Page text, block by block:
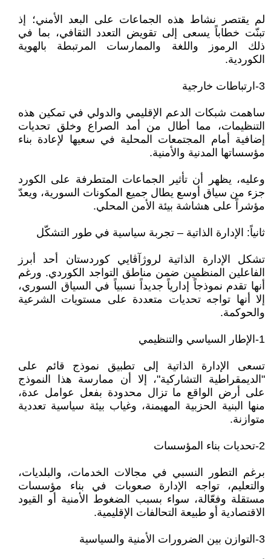
لم يقتصر نشاط هذه الجماعات على البعد الأمني؛ إذ
تبنّت خطاباً يسعى إلى تقويض التعدد الثقافي، بما في
ذلك الرموز واللغة والممارسات المرتبطة بالهوية
الكوردية.
3-ارتباطات خارجية
ساهمت شبكات الدعم الإقليمي والدولي في تمكين هذه
التنظيمات، مما أطال من أمد الصراع وخلق تحديات
إضافية أمام المجتمعات المحلية في سعيها لإعادة بناء
مؤسساتها المدنية والأمنية.
وعليه، يظهر أن تأثير الجماعات المتطرفة على الكورد
جزء من سياق أوسع يطال جميع المكونات السورية، ويعدّ
مؤشراً على هشاشة بيئة الأمن المحلي.
ثانياً: الإدارة الذاتية – تجربة سياسية في طور التشكّل
تشكل الإدارة الذاتية لروژآڤايي كوردستان أحد أبرز
الفاعلين المنظمين ضمن مناطق التواجد الكوردي. ورغم
أنها تقدم نموذجاً إدارياً جديداً نسبياً في السياق السوري،
إلا أنها تواجه تحديات متعددة على مستويات الشرعية
والحوكمة.
1-الإطار السياسي والتنظيمي
تسعى الإدارة الذاتية إلى تطبيق نموذج قائم على
"الديمقراطية التشاركية"، إلا أن ممارسة هذا النموذج
على أرض الواقع ما تزال محدودة بفعل عوامل عدة،
منها البنية الحزبية المهيمنة، وغياب بيئة سياسية تعددية
متوازنة.
2-تحديات بناء المؤسسات
برغم التطور النسبي في مجالات الخدمات، والبلديات،
والتعليم، تواجه الإدارة صعوبات في بناء مؤسسات
مستقلة وفعّالة، سواء بسبب الضغوط الأمنية أو القيود
الاقتصادية أو طبيعة التحالفات الإقليمية.
3-التوازن بين الضرورات الأمنية والسياسية